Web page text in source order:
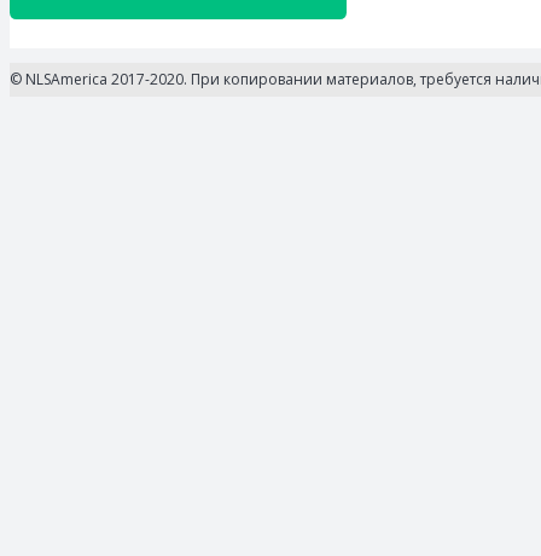
© NLSAmerica 2017-2020. При копировании материалов, требуется